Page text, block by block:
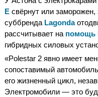
E свёрнут или заморожен,
суббренда Lagonda
рассчитывает на помощь
гибридных силовых
«Polestar 2 явно имеет
сопоставимый
его жизненный цикл,
Электромобили — это